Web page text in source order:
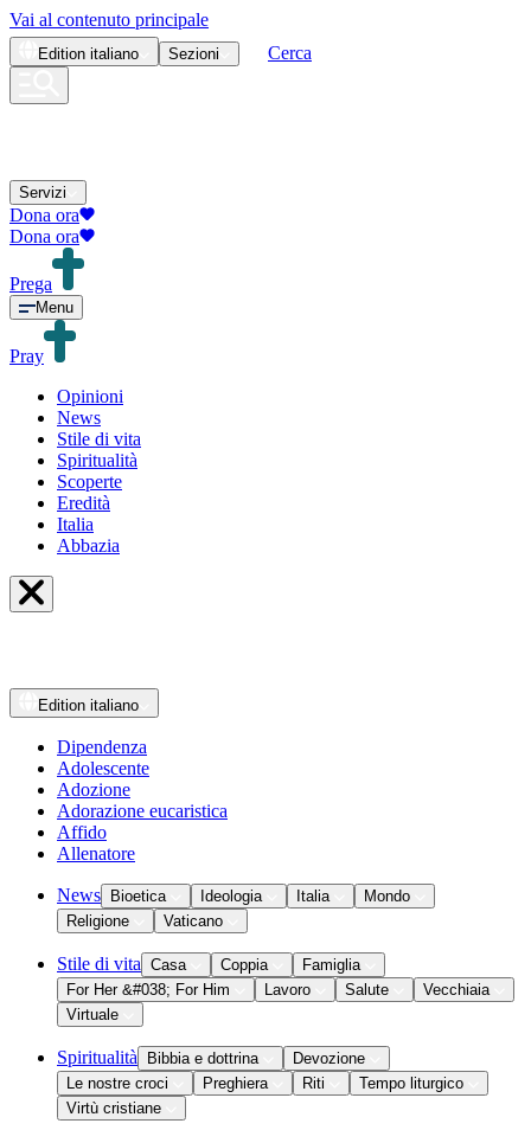
Vai al contenuto principale
Edition italiano Sezioni Cerca
Servizi
Dona ora
Dona ora
Prega
Menu
Pray
Opinioni
News
Stile di vita
Spiritualità
Scoperte
Eredità
Italia
Abbazia
Edition italiano
Dipendenza
Adolescente
Adozione
Adorazione eucaristica
Affido
Allenatore
News Bioetica Ideologia Italia
Mondo
Religione
Vaticano
Stile di vita Casa Coppia
Famiglia
For Her &#038; For Him
Lavoro Salute
Vecchiaia
Virtuale
Spiritualità Bibbia e dottrina
Devozione
Le nostre croci
Preghiera Riti
Tempo liturgico
Virtù cristiane